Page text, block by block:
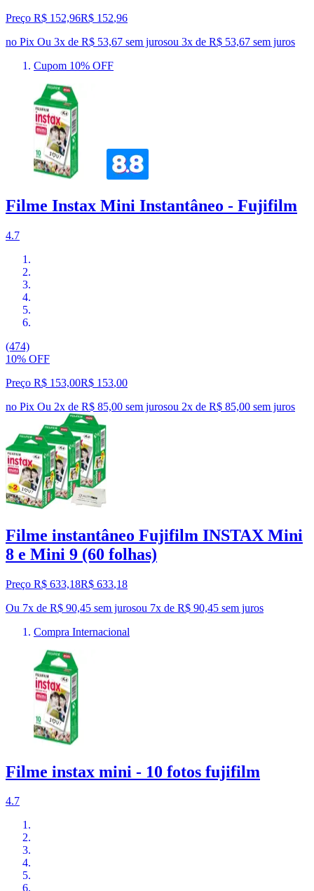
Preço R$ 152,96R$ 152,96
no Pix Ou 3x de R$ 53,67 sem jurosou 3x de R$ 53,67 sem juros
Cupom 10% OFF
Filme Instax Mini Instantâneo - Fujifilm
4.7
(474)
10% OFF
Preço R$ 153,00R$ 153,00
no Pix Ou 2x de R$ 85,00 sem jurosou 2x de R$ 85,00 sem juros
Filme instantâneo Fujifilm INSTAX Mini
8 e Mini 9 (60 folhas)
Preço R$ 633,18R$ 633,18
Ou 7x de R$ 90,45 sem jurosou 7x de R$ 90,45 sem juros
Compra Internacional
Filme instax mini - 10 fotos fujifilm
4.7